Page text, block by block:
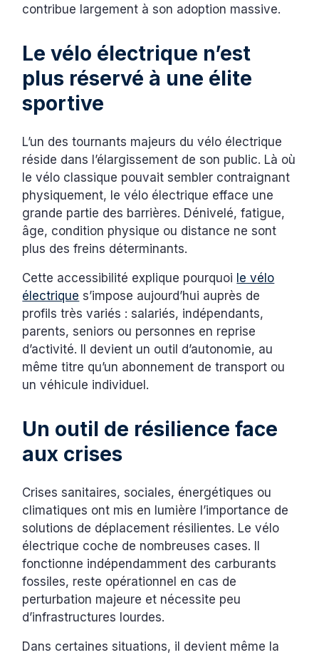
contribue largement à son adoption massive.
Le vélo électrique n’est
plus réservé à une élite
sportive
L’un des tournants majeurs du vélo électrique
réside dans l’élargissement de son public. Là où
le vélo classique pouvait sembler contraignant
physiquement, le vélo électrique efface une
grande partie des barrières. Dénivelé, fatigue,
âge, condition physique ou distance ne sont
plus des freins déterminants.
Cette accessibilité explique pourquoi le vélo
électrique s’impose aujourd’hui auprès de
profils très variés : salariés, indépendants,
parents, seniors ou personnes en reprise
d’activité. Il devient un outil d’autonomie, au
même titre qu’un abonnement de transport ou
un véhicule individuel.
Un outil de résilience face
aux crises
Crises sanitaires, sociales, énergétiques ou
climatiques ont mis en lumière l’importance de
solutions de déplacement résilientes. Le vélo
électrique coche de nombreuses cases. Il
fonctionne indépendamment des carburants
fossiles, reste opérationnel en cas de
perturbation majeure et nécessite peu
d’infrastructures lourdes.
Dans certaines situations, il devient même la